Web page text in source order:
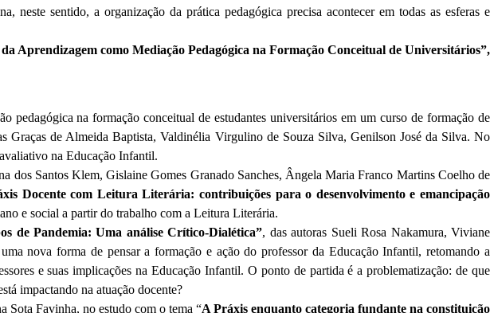
neste sentido, a organização da prática pedagógica precisa acontecer em todas as esferas e
Aprendizagem como Mediação Pedagógica na Formação Conceitual de Universitários”,
na formação conceitual de estudantes universitários em um curso de formação de
Graças de Almeida Baptista, Valdinélia Virgulino de Souza Silva, Genilson José da Silva. No
na Educação Infantil.
dos Santos Klem, Gislaine Gomes Granado Sanches, Ângela Maria Franco Martins Coelho de
Docente com Leitura Literária: contribuições para o desenvolvimento e emancipação
e social a partir do trabalho com a Leitura Literária.
de Pandemia: Uma análise Crítico-Dialética”, das autoras Sueli Rosa Nakamura, Viviane
nova forma de pensar a formação e ação do professor da Educação Infantil, retomando a
e suas implicações na Educação Infantil. O ponto de partida é a problematização: de que
impactando na atuação docente?
Sota Favinha, no estudo com o tema “A Práxis enquanto categoria fundante na constituição